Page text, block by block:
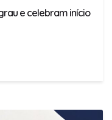
e celebram início